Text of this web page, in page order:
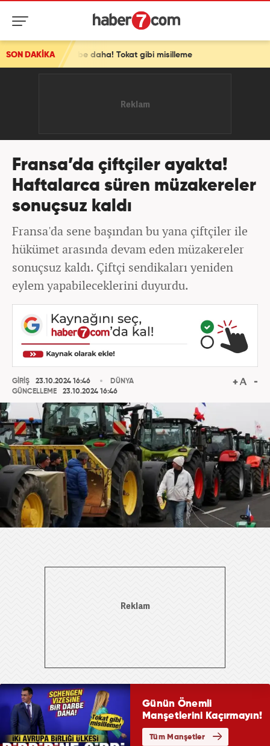
SON DAKİKA
daha! Tokat gibi misilleme
Fransa’da çiftçiler ayakta!
Haftalarca süren müzakereler
sonuçsuz kaldı
Fransa'da sene başından bu yana çiftçiler ile
hükümet arasında devam eden müzakereler
sonuçsuz kaldı. Çiftçi sendikaları yeniden
eylem yapabileceklerini duyurdu.
GİRİŞ
23.10.2024 16:46
GÜNCELLEME
23.10.2024 16:46
DÜNYA